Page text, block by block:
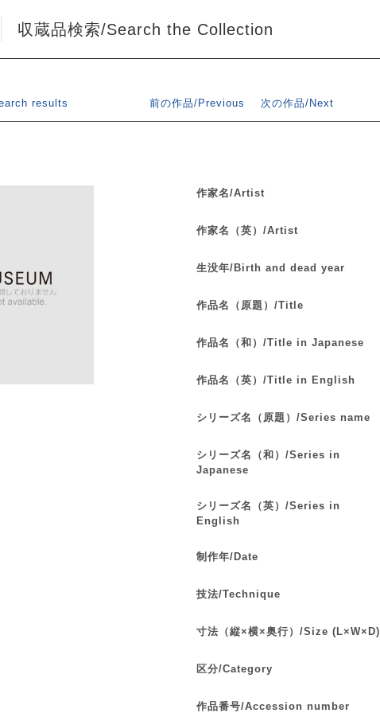
収蔵品検索/Search the Collection
results 前の作品/Previous 次の作品/Next
作家名/Artist
作家名（英）/Artist
生没年/Birth and dead year
作品名（原題）/Title
作品名（和）/Title in Japanese
作品名（英）/Title in English
シリーズ名（原題）/Series name
シリーズ名（和）/Series in
Japanese
シリーズ名（英）/Series in
English
制作年/Date
技法/Technique
寸法（縦×横×奥行）/Size (L×W×D)
区分/Category
作品番号/Accession number